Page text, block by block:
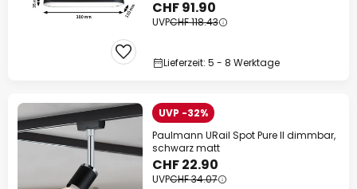
CHF 91.90
UVPCHF 118.43
Lieferzeit: 5 - 8 Werktage
UVP -32%
Paulmann URail Spot Pure II dimmbar,
schwarz matt
CHF 22.90
UVPCHF 34.07